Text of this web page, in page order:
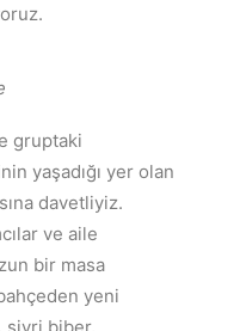
gruptaki
yaşadığı yer olan
davetliyiz.
ve aile
bir masa
yeni